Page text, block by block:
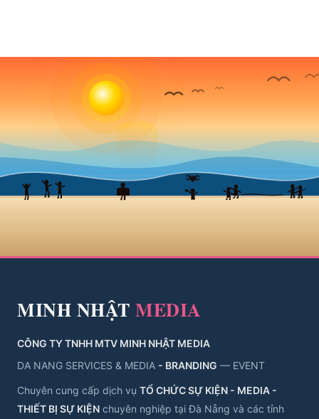
MINH NHẬT MEDIA
CÔNG TY TNHH MTV MINH NHẬT MEDIA
DA NANG SERVICES & MEDIA - BRANDING — EVENT
Chuyên cung cấp dịch vụ TỔ CHỨC SỰ KIỆN - MEDIA -
THIẾT BỊ SỰ KIỆN chuyên nghiệp tại Đà Nẵng và các tỉnh